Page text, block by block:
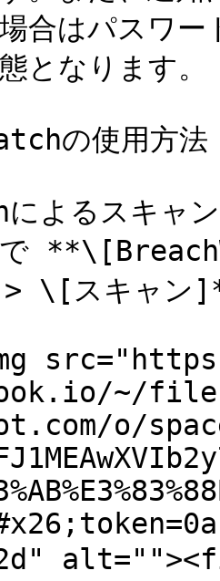
合はパスワ
となります。
の使用方法
よるスキャ
で
\[スキャン
~/
o/